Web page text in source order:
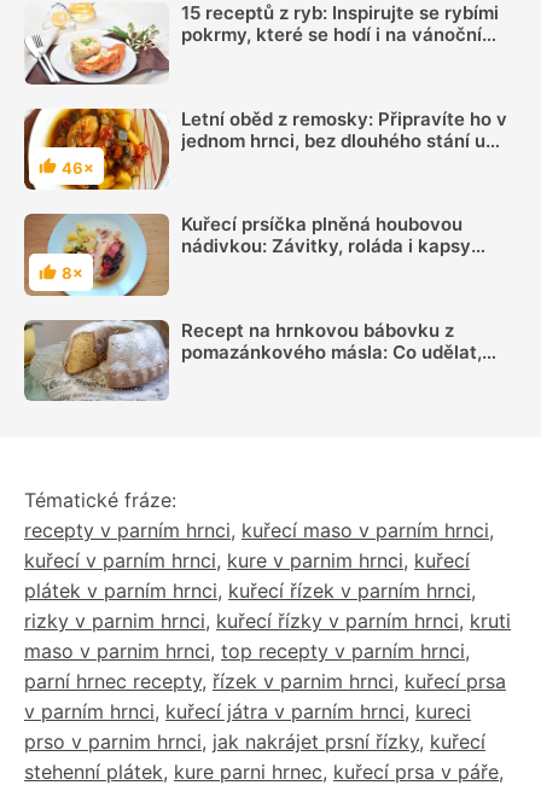
15 receptů z ryb: Inspirujte se rybími
pokrmy, které se hodí i na vánoční
Hodnocení
46×
Letní oběd z remosky: Připravíte ho v
jednom hrnci, bez dlouhého stání u
Hodnocení
8×
Kuřecí prsíčka plněná houbovou
nádivkou: Závitky, roláda i kapsy
Recept na hrnkovou bábovku z
pomazánkového másla: Co udělat,
Tématické fráze:
recepty v parním hrnci, kuřecí maso v parním hrnci,
kuřecí v parním hrnci, kure v parnim hrnci, kuřecí
plátek v parním hrnci, kuřecí řízek v parním hrnci,
rizky v parnim hrnci, kuřecí řízky v parním hrnci, kruti
maso v parnim hrnci, top recepty v parním hrnci,
parní hrnec recepty, řízek v parnim hrnci, kuřecí prsa
v parním hrnci, kuřecí játra v parním hrnci, kureci
prso v parnim hrnci, jak nakrájet prsní řízky, kuřecí
stehenní plátek, kure parni hrnec, kuřecí prsa v páře,